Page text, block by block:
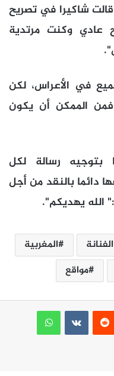
شاكيرا في تصريح
وكنت مرتدية
في الأعراس، لكن
الممكن أن يكون
بتوجيه رسالة لكل
دائما بالنقد من أجل
الله يهديكم".
الفنانة
المغربية
مواقع
واتساب